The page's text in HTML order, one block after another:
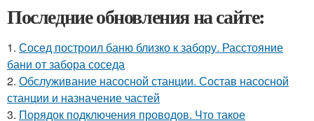
Последние обновления на сайте:
1. Сосед построил баню близко к забору. Расстояние
бани от забора соседа
2. Обслуживание насосной станции. Состав насосной
станции и назначение частей
3. Порядок подключения проводов. Что такое